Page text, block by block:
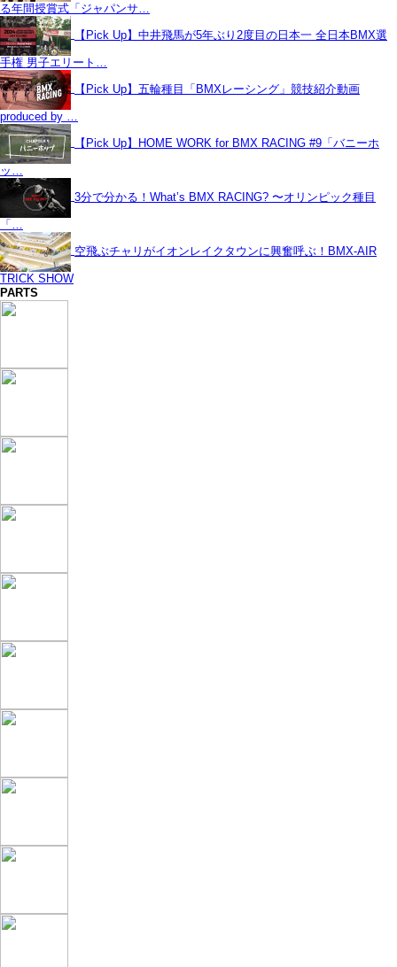
る年間授賞式「ジャパンサ…
【Pick Up】中井飛馬が5年ぶり2度目の日本一 全日本BMX選
手権 男子エリート…
【Pick Up】五輪種目「BMXレーシング」競技紹介動画
produced by …
【Pick Up】HOME WORK for BMX RACING #9「バニーホ
ッ…
3分で分かる！What’s BMX RACING? 〜オリンピック種目
「…
空飛ぶチャリがイオンレイクタウンに興奮呼ぶ！BMX-AIR
TRICK SHOW
PARTS